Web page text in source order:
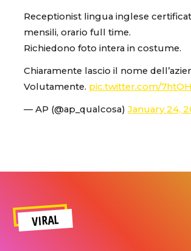
Receptionist lingua inglese
mensili, orario full time.
Richiedono foto intera in costume.
Chiaramente lascio il nome
Volutamente. pic.twitter.com/
— AP (@ap_qualcosa) January 24,
VIRAL